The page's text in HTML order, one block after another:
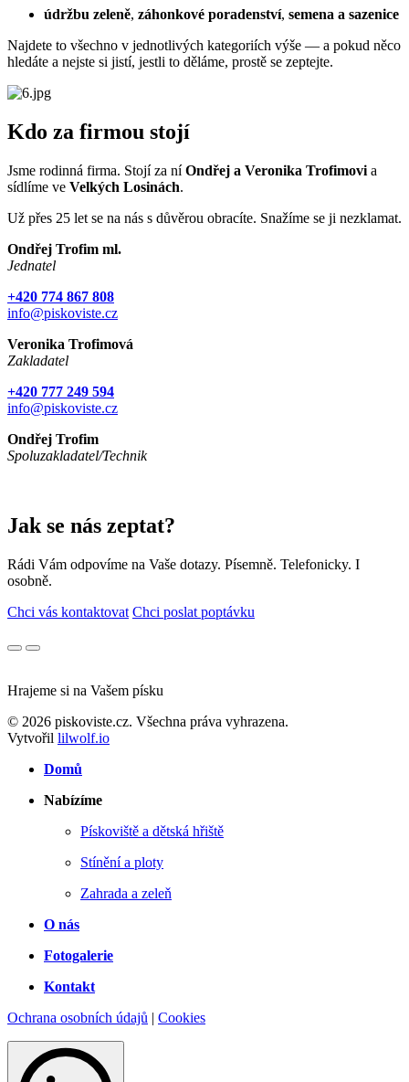
údržbu zeleně, záhonkové poradenství, semena a sazenice
Najdete to všechno v jednotlivých kategoriích výše — a pokud něco
hledáte a nejste si jistí, jestli to děláme, prostě se zeptejte.
Kdo za firmou stojí
Jsme rodinná firma. Stojí za níOndřej a Veronika Trofimovi a
sídlíme ve Velkých Losinách.
Už přes 25 let se na nás s důvěrou obracíte. Snažíme se ji nezklamat.
Ondřej Trofim ml.
Jednatel
+420 774 867 808
info@piskoviste.cz
Veronika Trofimová
Zakladatel
+420 777 249 594
info@piskoviste.cz
Ondřej Trofim
Spoluzakladatel/Technik
Jak se nás zeptat?
Rádi Vám odpovíme na Vaše dotazy. Písemně. Telefonicky. I
osobně.
Chci vás kontaktovat Chci poslat poptávku
Hrajeme si na Vašem písku
© 2026 piskoviste.cz. Všechna práva vyhrazena.
Vytvořil lilwolf.io
Domů
Nabízíme
Pískoviště a dětská hřiště
Stínění a ploty
Zahrada a zeleň
O nás
Fotogalerie
Kontakt
Ochrana osobních údajů | Cookies